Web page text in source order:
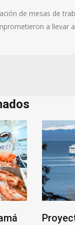
de mesas de
a